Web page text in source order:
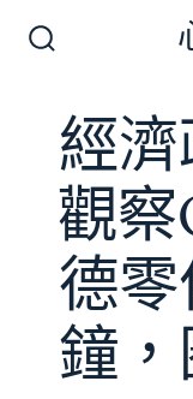
換
開
關經
觀察
德
鐘